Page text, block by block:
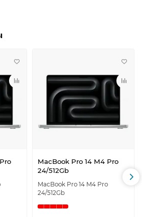
MacBook Pro 14 M4 Pro
24/512Gb
MacBook Pro 14 M4 Pro
24/512Gb